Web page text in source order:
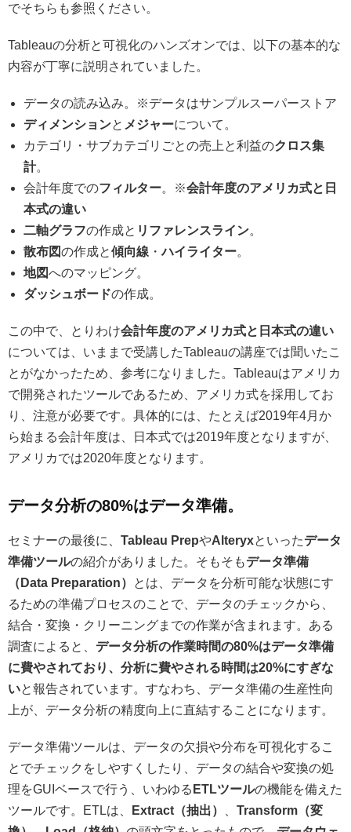
でそちらも参照ください。
Tableauの分析と可視化のハンズオンでは、以下の基本的な
内容が丁寧に説明されていました。
データの読み込み。※データはサンプルスーパーストア
ディメンションと メジャーについて。
カテゴリ・サブカテゴリごとの売上と利益のクロス集
計。
会計年度でのフィルター。※会計年度のアメリカ式と日
本式の違い
二軸グラフの作成と リファレンスライン。
散布図の作成と傾向線 ・ハイライター。
地図へのマッピング。
ダッシュボードの作成。
この中で、とりわけ会計年度のアメリカ式と日本式の違い
については、いままで受講したTableauの講座では聞いたこ
とがなかったため、参考になりました。Tableauはアメリカ
で開発されたツールであるため、アメリカ式を採用してお
り、注意が必要です。具体的には、たとえば2019年4月か
ら始まる会計年度は、日本式では2019年度となりますが、
アメリカでは2020年度となります。
データ分析の80%はデータ準備。
セミナーの最後に、 Tableau PrepやAlteryxといったデータ
準備ツールの紹介がありました。そもそもデータ準備
（Data Preparation）
とは、データを分析可能な状態にす
るための準備プロセスのことで、データのチェックから、
結合・変換・クリーニングまでの作業が含まれます。ある
調査によると、 データ分析の作業時間の80%はデータ準備
に費やされており、分析に費やされる時間は20%にすぎな
いと報告されています。すなわち、データ準備の生産性向
上が、データ分析の精度向上に直結することになります。
データ準備ツールは、データの欠損や分布を可視化するこ
とでチェックをしやすくしたり、データの結合や変換の処
理をGUIベースで行う、いわゆる ETLツールの機能を備えた
ツールです。ETLは、
Extract（抽出）
Transform（変